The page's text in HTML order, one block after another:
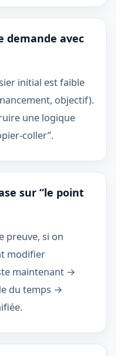
demande avec
initial est faible
objectif).
une logique
coller”.
sur “le point
preuve, si on
modifier
maintenant →
du temps →